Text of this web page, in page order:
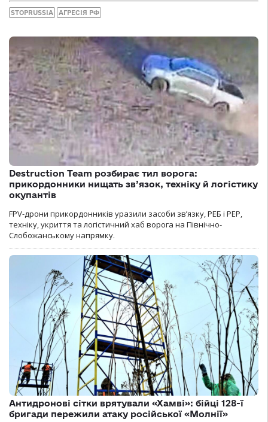
STOPRUSSIA АГРЕСІЯ РФ
Destruction Team розбирає тил ворога:
прикордонники нищать зв’язок, техніку й логістику
окупантів
FPV-дрони прикордонників уразили засоби зв’язку, РЕБ і РЕР,
техніку, укриття та логістичний хаб ворога на Північно-
Слобожанському напрямку.
Антидронові сітки врятували «Хамві»: бійці 128-ї
бригади пережили атаку російської «Молнії»